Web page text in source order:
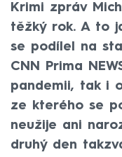
Krimi zpráv
těžký rok. A to
se podílel na
CNN Prima
pandemii, tak i
ze kterého se
neužije ani
druhý den